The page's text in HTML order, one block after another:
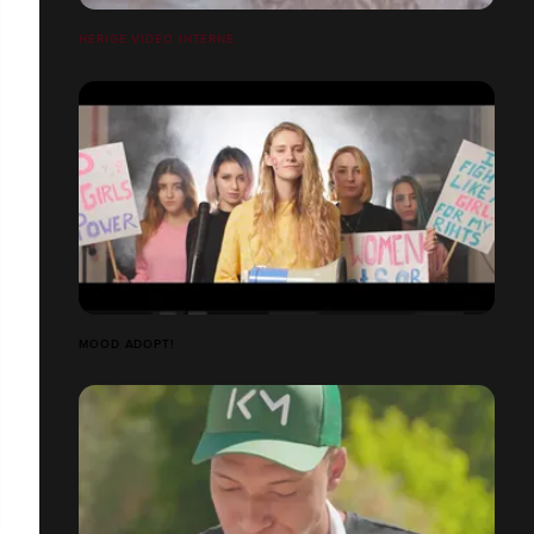
HERIGE VIDEO INTERNE
MOOD ADOPT!